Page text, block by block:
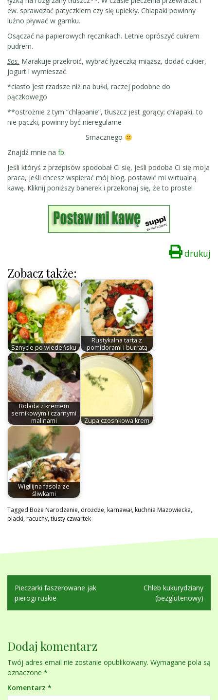
ew. sprawdzać patyczkiem czy się upiekły. Chlapaki powinny
luźno pływać w garnku.
Osączać na papierowych ręcznikach. Letnie oprószyć cukrem
pudrem.
Sos. Marakuje przekroić, wybrać łyżeczką miąższ, dodać cukier,
jogurt i wymieszać.
*ciasto jest rzadsze niż na bułki, raczej podobne do
pączkowego
**ostrożnie z tym “chlapanie”, tłuszcz jest gorący; chlapaki, to
nie pączki, powinny być nieregularne
Smacznego
Znajdź mnie na fb.
Jeśli któryś z przepisów spodobał Ci się, jeśli podoba Ci się moja
praca, jeśli chcesz wspierać mój blog, postawić mi wirtualną
kawę. Kliknij poniższy banerek i przekonaj się, że to proste!
drukuj
Zobacz także:
Sznycle po wiedeńsku
Rustykalna tarta z
pomidorami i burratą
Rolada z kremem
sernikowym i czarnymi
malinami
Zupa czosnkowa krem
Wigilijna fasola ze
śliwkami
Tagged Boże Narodzenie, drożdże,karnawał,kuchnia Mazowiecka,
placki,racuchy,tłusty czwartek
Nawigacja
wpisu
Pieczarki faszerowane jak
pierogi ruskie
Chleb kukurydziany
(bezglutenowy)
Dodaj komentarz
Twój adres email nie zostanie opublikowany. Wymagane pola są
oznaczone *
Komentarz *